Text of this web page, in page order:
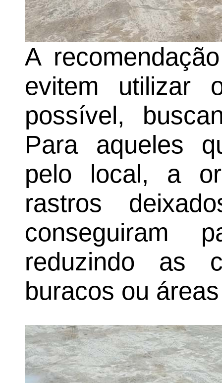
A
evitem utilizar
possível,
Para aqueles
pelo local, a
rastros
conseguiram
reduzindo as
buracos ou